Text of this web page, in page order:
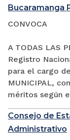
Bucaramanga
CONVOCA
A TODAS LAS
Registro
para el cargo
MUNICIPAL,
méritos según
Consejo de
Administrativo